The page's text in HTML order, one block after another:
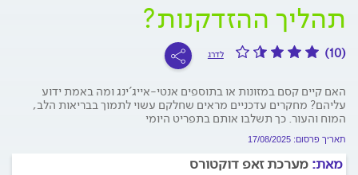
תהליך ההזדקנות?
(10) לדרג
האם קיים קסם במזונות או בתוספים אנטי-אייג'ינג ומה באמת ידוע
עליהם? מחקרים עדכניים מראים שחלקם עשוי לתמוך בבריאות הלב,
המוח והעור. כך תשלבו אותם בתפריט היומי
תאריך פרסום: 17/08/2025
מאת: מערכת זאפ דוקטורס